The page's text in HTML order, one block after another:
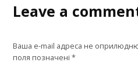
Leave a
Ваша e-mail адреса не
поля позначені*